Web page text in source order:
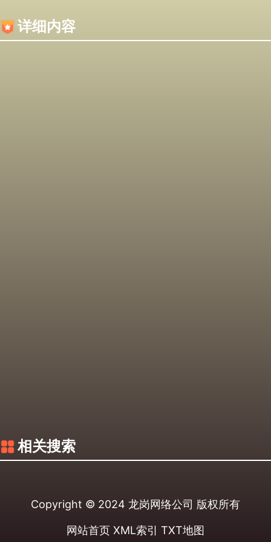
详细内容
相关搜索
Copyright © 2024 龙岗网络公司 版权所有
网站首页 XML索引 TXT地图